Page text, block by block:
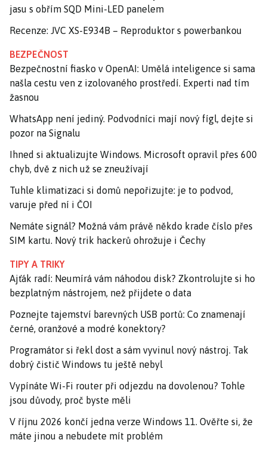
jasu s obřím SQD Mini-LED panelem
Recenze: JVC XS-E934B – Reproduktor s powerbankou
BEZPEČNOST
Bezpečnostní fiasko v OpenAI: Umělá inteligence si sama
našla cestu ven z izolovaného prostředí. Experti nad tím
žasnou
WhatsApp není jediný. Podvodníci mají nový fígl, dejte si
pozor na Signalu
Ihned si aktualizujte Windows. Microsoft opravil přes 600
chyb, dvě z nich už se zneužívají
Tuhle klimatizaci si domů nepořizujte: je to podvod,
varuje před ní i ČOI
Nemáte signál? Možná vám právě někdo krade číslo přes
SIM kartu. Nový trik hackerů ohrožuje i Čechy
TIPY A TRIKY
Ajťák radí: Neumírá vám náhodou disk? Zkontrolujte si ho
bezplatným nástrojem, než přijdete o data
Poznejte tajemství barevných USB portů: Co znamenají
černé, oranžové a modré konektory?
Programátor si řekl dost a sám vyvinul nový nástroj. Tak
dobrý čistič Windows tu ještě nebyl
Vypínáte Wi-Fi router při odjezdu na dovolenou? Tohle
jsou důvody, proč byste měli
V říjnu 2026 končí jedna verze Windows 11. Ověřte si, že
máte jinou a nebudete mít problém